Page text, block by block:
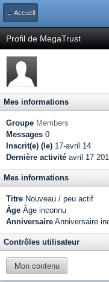
← Accueil
Profil de MegaTrust
Mes informations
Groupe Members
Messages 0
Inscrit(e) (le) 17-avril 14
Dernière activité avril 17
Mes informations
Titre Nouveau / peu actif
Âge Âge inconnu
Anniversaire Anniversaire
Contrôles utilisateur
Mon contenu